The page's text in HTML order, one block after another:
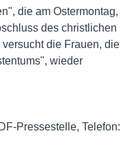
die am Ostermontag,
des christlichen
die Frauen, die
wieder
Pressestelle, Telefon: